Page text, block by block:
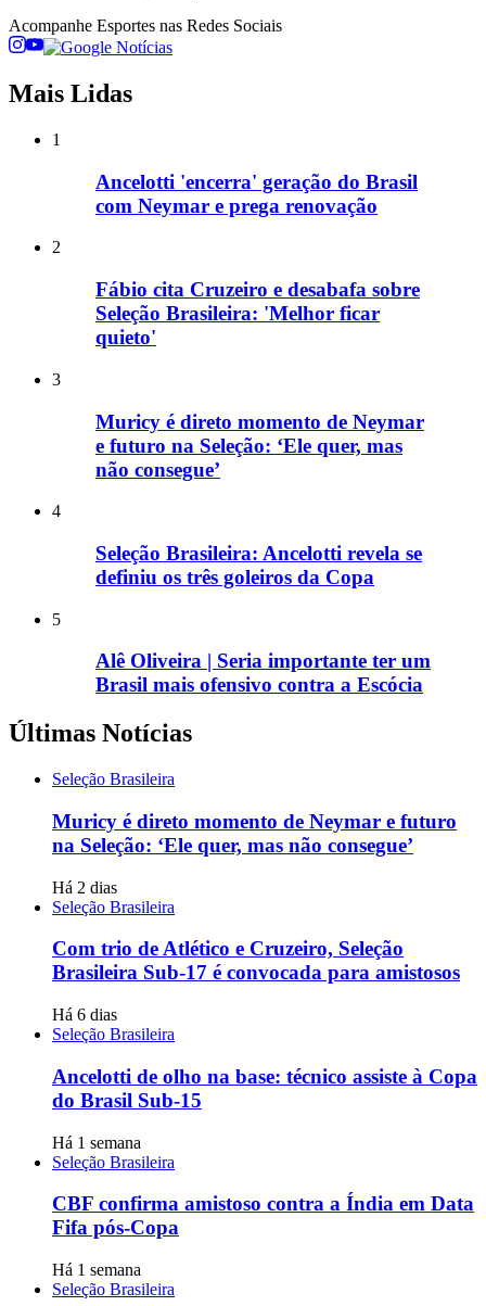
Acompanhe Esportes nas Redes Sociais
Mais Lidas
1
Ancelotti 'encerra' geração do Brasil
com Neymar e prega renovação
2
Fábio cita Cruzeiro e desabafa sobre
Seleção Brasileira: 'Melhor ficar
quieto'
3
Muricy é direto momento de Neymar
e futuro na Seleção: ‘Ele quer, mas
não consegue’
4
Seleção Brasileira: Ancelotti revela se
definiu os três goleiros da Copa
5
Alê Oliveira | Seria importante ter um
Brasil mais ofensivo contra a Escócia
Últimas Notícias
Seleção Brasileira
Muricy é direto momento de Neymar e futuro
na Seleção: ‘Ele quer, mas não consegue’
Há 2 dias
Seleção Brasileira
Com trio de Atlético e Cruzeiro, Seleção
Brasileira Sub-17 é convocada para amistosos
Há 6 dias
Seleção Brasileira
Ancelotti de olho na base: técnico assiste à Copa
do Brasil Sub-15
Há 1 semana
Seleção Brasileira
CBF confirma amistoso contra a Índia em Data
Fifa pós-Copa
Há 1 semana
Seleção Brasileira